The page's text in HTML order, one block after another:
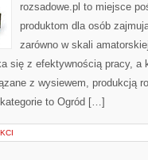
rozsadowe.pl to miejsce
produktom dla osób
zarówno w skali
się z efektywnością pracy, a
z wysiewem, produkcją
to Ogród […]